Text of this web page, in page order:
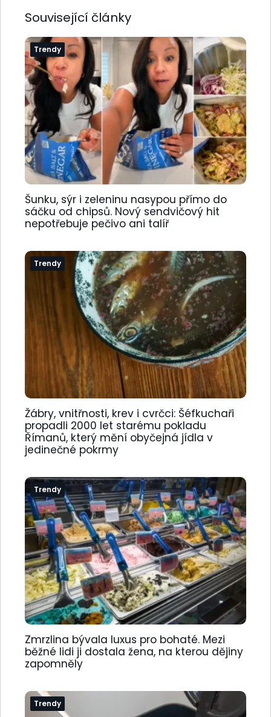
Související články
Trendy
Šunku, sýr i zeleninu nasypou přímo do
sáčku od chipsů. Nový sendvičový hit
nepotřebuje pečivo ani talíř
Trendy
Žábry, vnitřnosti, krev i cvrčci: Šéfkuchaři
propadli 2000 let starému pokladu
Římanů, který mění obyčejná jídla v
jedinečné pokrmy
Trendy
Zmrzlina bývala luxus pro bohaté. Mezi
běžné lidi ji dostala žena, na kterou dějiny
zapomněly
Trendy